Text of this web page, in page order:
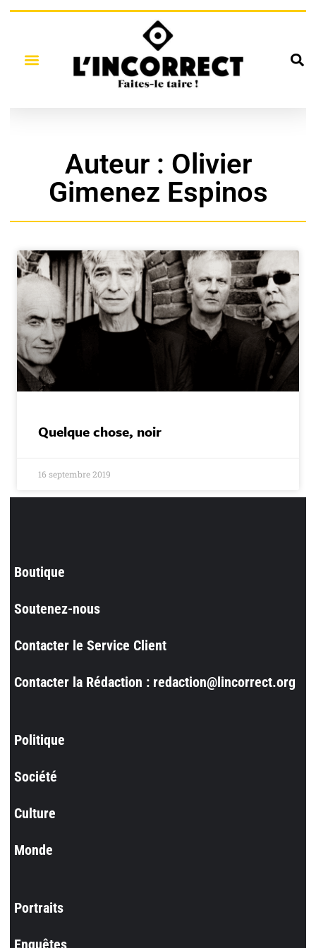
Auteur : Olivier
Gimenez Espinos
Quelque chose, noir
16 septembre 2019
Boutique
Soutenez-nous
Contacter le Service Client
Contacter la Rédaction : redaction@lincorrect.org
Politique
Société
Culture
Monde
Portraits
Enquêtes